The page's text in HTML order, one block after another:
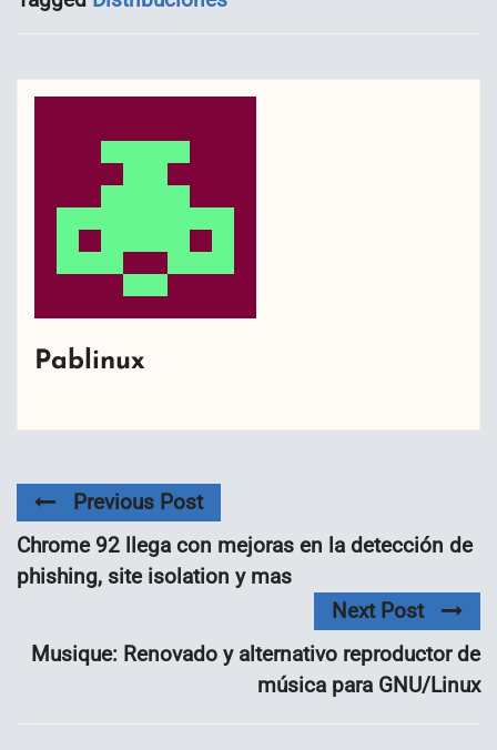
Pablinux
Previous Post
Chrome 92 llega con mejoras en la detección de
phishing, site isolation y mas
Next Post
Musique: Renovado y alternativo reproductor de
música para GNU/Linux